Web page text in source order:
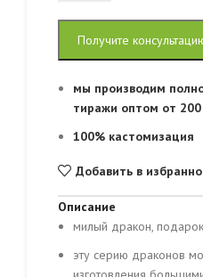
Получите
мы производим
тиражи оптом от
100% кастомизация
Добавить в
Описание
милый дракон,
эту серию драконов